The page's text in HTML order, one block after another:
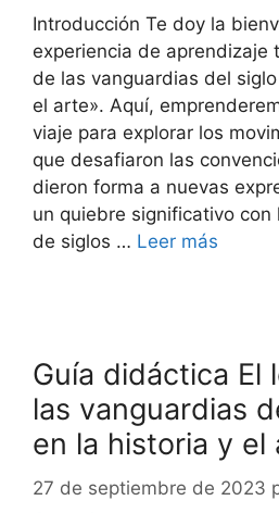
Introducción Te doy la
experiencia de aprendizaje
de las vanguardias del
el arte». Aquí,
viaje para explorar los
que desafiaron las
dieron forma a nuevas
un quiebre significativo con
de siglos … Leer más
Guía didáctica El
las vanguardias
en la historia y el
27 de septiembre de 2023